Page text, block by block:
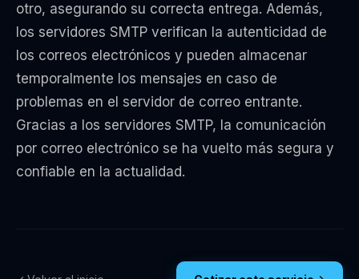
otro, asegurando su correcta entrega. Además,
los servidores SMTP verifican la autenticidad de
los correos electrónicos y pueden almacenar
temporalmente los mensajes en caso de
problemas en el servidor de correo entrante.
Gracias a los servidores SMTP, la comunicación
por correo electrónico se ha vuelto más segura y
confiable en la actualidad.